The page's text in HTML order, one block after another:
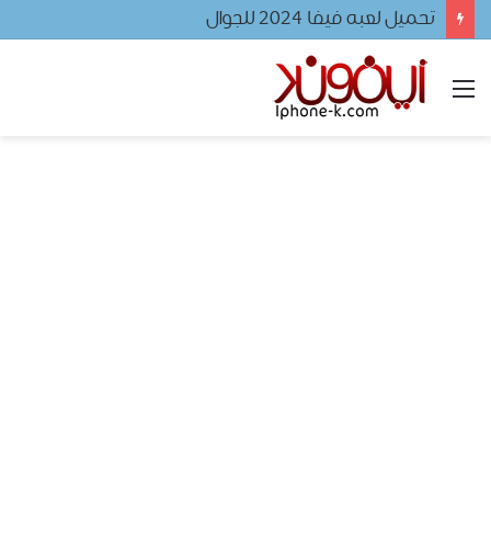
تحميل لعبه فيفا ٢٠٢٤ للجوال
القائمة